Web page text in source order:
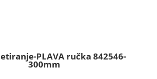
PLAVA ručka 842546-
300mm